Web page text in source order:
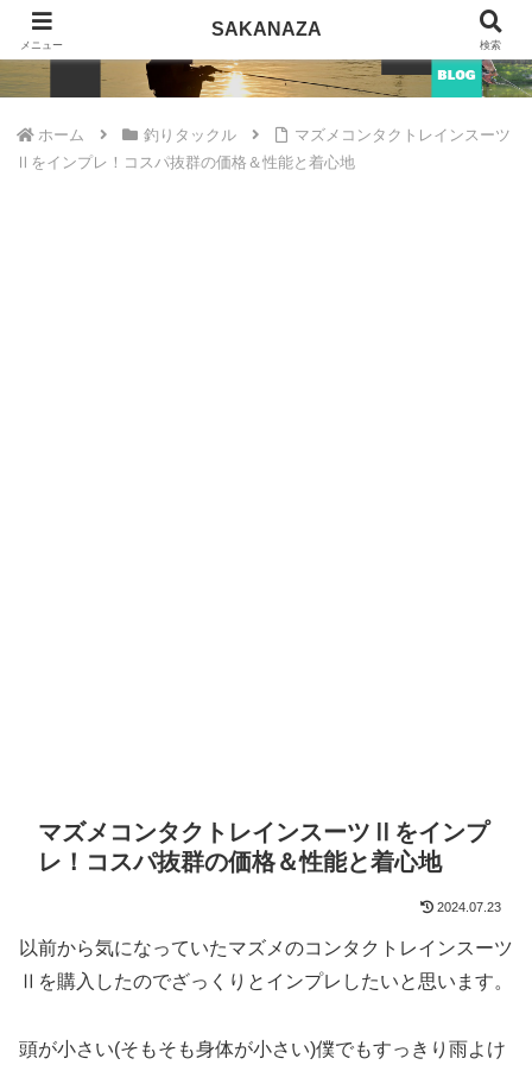
SAKANAZA
ホーム 釣りタックル
マズメコンタクトレインスーツ
Ⅱをインプレ！コスパ抜群の価格＆性能と着心地
マズメコンタクトレインスーツⅡをインプ
レ！コスパ抜群の価格＆性能と着心地
2024.07.23
以前から気になっていたマズメのコンタクトレインスーツ
Ⅱを購入したのでざっくりとインプレしたいと思います。
頭が小さい(そもそも身体が小さい)僕でもすっきり雨よけ
メニュー
SAKANAZA
検索